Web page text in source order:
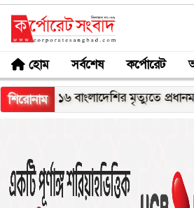
হোম সর্বশেষ কর্পোরেট
শিরোনাম
১৬ বাংলাদেশির মৃত্যুতে প্রধানমন্ত্রীর শোক